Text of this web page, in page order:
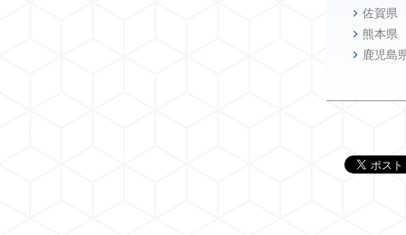
佐賀県
熊本県
鹿児島